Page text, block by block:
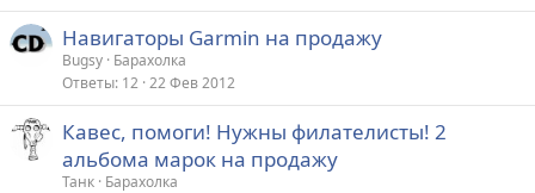
р
Навигаторы Garmin на продажу
Bugsy Барахолка
Ответы 12 22 Фев 2012
Кавес, помоги! Нужны филателисты! 2
альбома марок на продажу
Танк Барахолка